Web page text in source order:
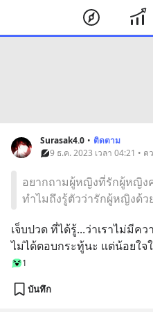
Surasak4.0 • ติดตาม
9 ธ.ค. 2023 เวลา 04:21 •
อยากถามผู้หญิงที่รักผู้หญิง
ทำไมถึงรู้ตัวว่ารักผู้หญิงด้ว
เจ็บปวด ที่ได้รู้...ว่าเราไม่มีค
ไม่ได้ตอบกระทู้นะ แต่น้อยใจ
1
บันทึก